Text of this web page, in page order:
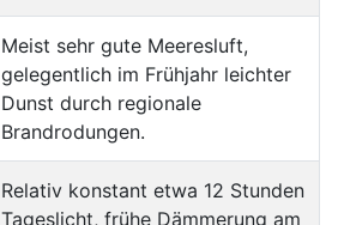
Meist sehr gute Meeresluft,
gelegentlich im Frühjahr leichter
Dunst durch regionale
Brandrodungen.
Relativ konstant etwa 12 Stunden
Tageslicht, frühe Dämmerung am